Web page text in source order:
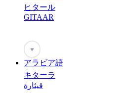
ヒタール
GITAAR
♥
アラビア語
キターラ
قيثارة